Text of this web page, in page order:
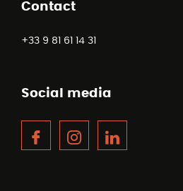
Contact
+33 9 81 61 14 31
Social media
FacebookInstagram